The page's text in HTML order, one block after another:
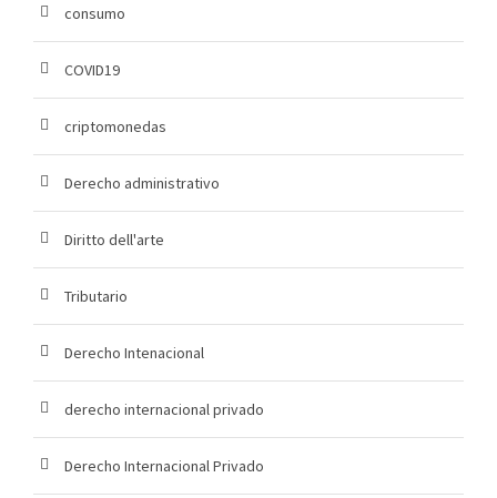
consumo
COVID19
criptomonedas
Derecho administrativo
Diritto dell'arte
Tributario
Derecho Intenacional
derecho internacional privado
Derecho Internacional Privado